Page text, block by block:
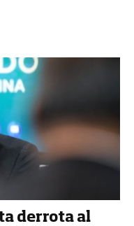
derrota al